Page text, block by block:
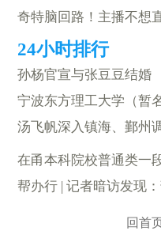
奇特脑回路！主播不想
孙杨官宣与张豆豆结婚
宁波东方理工大学（暂
汤飞帆深入镇海、鄞州
在甬本科院校普通类一
帮办行 | 记者暗访发现
回首